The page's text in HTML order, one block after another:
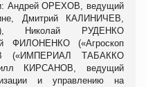
Андрей ОРЕХОВ, ведущий
Дмитрий КАЛИНИЧЕВ,
Николай РУДЕНКО
ФИЛОНЕНКО («Агроскоп
(«ИМПЕРИАЛ ТАБАККО
КИРСАНОВ, ведущий
и управлению на